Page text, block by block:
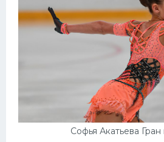
Софья Акатьева Гран